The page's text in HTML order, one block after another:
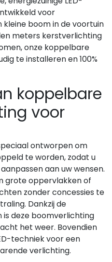
voor
kleine boom in de voortuin
meters kerstverlichting
onze koppelbare
te installeren en 100%
koppelbare
voor
ontworpen om
te worden, zodat u
aan uw wensen.
grote oppervlakken of
zonder concessies te
Dankzij de
deze boomverlichting
het weer. Bovendien
techniek voor een
verlichting.